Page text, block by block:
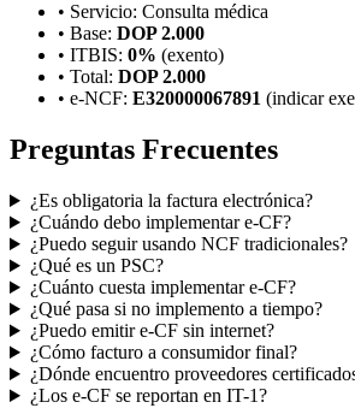
• Servicio: Consulta médica
• Base: DOP 2.000
• ITBIS: 0% (exento)
• Total: DOP 2.000
• e-NCF: E320000067891 (indicar
Preguntas Frecuentes
¿Es obligatoria la factura electrónica?
¿Cuándo debo implementar e-CF?
¿Puedo seguir usando NCF tradicionales?
¿Qué es un PSC?
¿Cuánto cuesta implementar e-CF?
¿Qué pasa si no implemento a tiempo?
¿Puedo emitir e-CF sin internet?
¿Cómo facturo a consumidor final?
¿Dónde encuentro proveedores
¿Los e-CF se reportan en IT-1?